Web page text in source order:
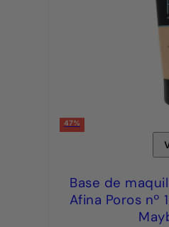
47%
Base de
Afina Poros nº